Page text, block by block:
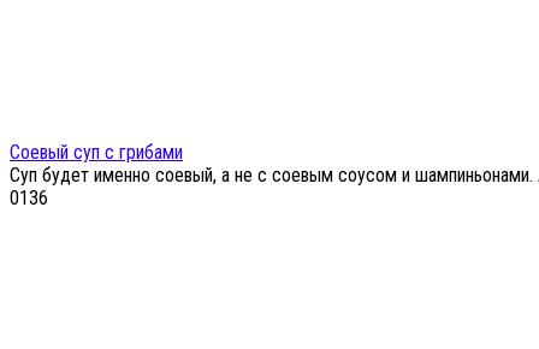
Соевый суп с грибами
Суп будет именно соевый, а не с соевым соусом и шампиньонами.
0136